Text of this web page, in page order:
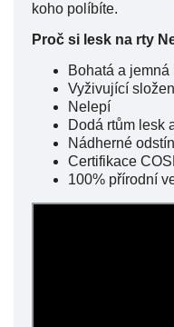
koho políbíte.
Proč si lesk na rty
Bohatá a
Vyživující
Nelepí
Dodá rtům lesk
Nádherné
Certifikace
100% přírodní